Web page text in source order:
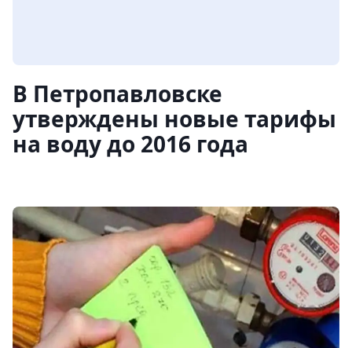
В Петропавловске
утверждены новые тарифы
на воду до 2016 года